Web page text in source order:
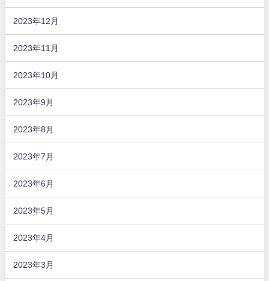
2023年12月
2023年11月
2023年10月
2023年9月
2023年8月
2023年7月
2023年6月
2023年5月
2023年4月
2023年3月